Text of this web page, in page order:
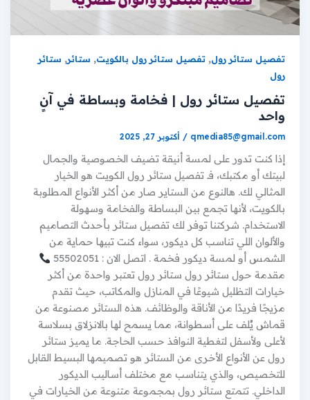
تفصيل ستائر رول, تفصيل ستائر رول بالكويت,ستائر,ستائر
رول
تفصيل ستائر رول | فخامة وبساطة في آنٍ
واحد
qmedia85@gmail.com
/ أكتوبر 27, 2025
إذا كنت تدور على لمسة أنيقة تضيف الخصوصية والجمال
لبيتك أو مكتبك، فـ تفصيل ستائر رول الكويت هو الخيار
المثالي لك. هالنوع من الستاير صار من أكثر الأنواع المطلوبة
بالكويت، لأنها تجمع بين البساطة والفخامة وسهولة
الاستخدام. شركتنا توفر لك تفصيل ستائر بأحدث التصاميم
والألوان اللي تناسب كل ديكور، سواء كنت تبيها حماية من
الشمس أو لمسة ديكور فخمة . اتصل الان : 55502051
مقدمة حول ستائر رول ستائر رول تعتبر واحدة من أكثر
خيارات التظليل شيوعًا في المنازل والمكاتب، حيث تقدم
مزيجًا فريدًا من الأناقة والوظائف. هذه الستائر مصنوعة من
قماش يُلف على أسطوانة، مما يسمح لها بالانزلاق بسلاسة
لأعلى ولأسفل لتغطية النوافذ حسب الحاجة. ما يميز ستائر
رول عن الأنواع الأخرى من الستائر هو تصميمها البسيط القابل
للتخصيص، والذي يتناسب مع مختلف أساليب الديكور
الداخلي. تتمتع ستائر رول بمجموعة متنوعة من الخيارات في